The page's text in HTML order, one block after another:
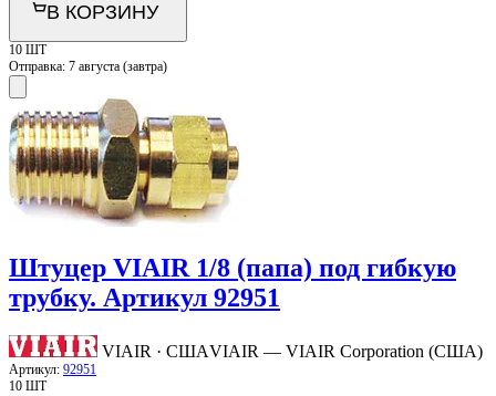
В КОРЗИНУ
10 ШТ
Отправка: 7 августа (завтра)
Штуцер VIAIR 1/8 (папа) под гибкую
трубку. Артикул 92951
VIAIR · СШАVIAIR — VIAIR Corporation (США)
Артикул: 92951
10 ШТ